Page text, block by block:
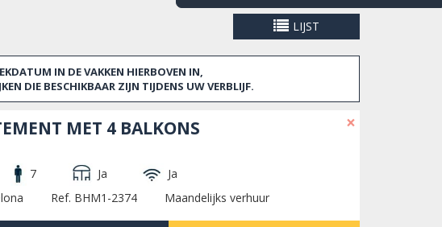
LIJST
IN DE VAKKEN HIERBOVEN IN,
DIE BESCHIKBAAR ZIJN TIJDENS UW VERBLIJF.
×
MET 4 BALKONS
7 Ja
Ja
Ref. BHM1-2374 Maandelijks verhuur